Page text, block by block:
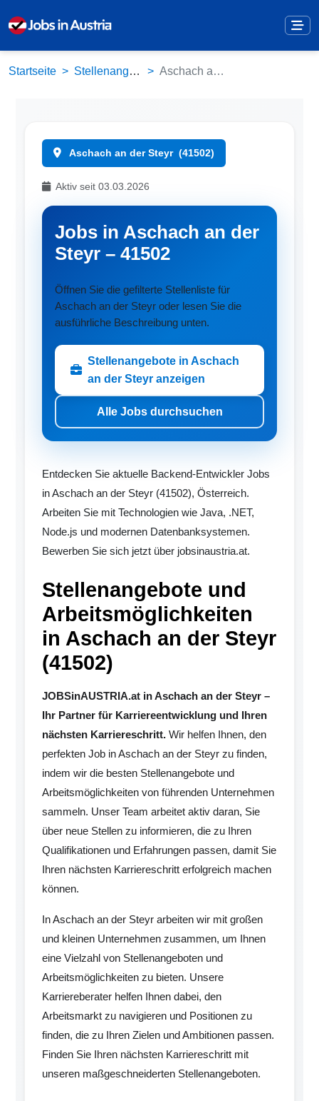
Startseite Stellenangebote Aschach an der Steyr (41502)
Aschach an der Steyr (41502)
Aktiv seit 03.03.2026
Jobs in Aschach an der
Steyr – 41502
Öffnen Sie die gefilterte Stellenliste für
Aschach an der Steyr oder lesen Sie die
ausführliche Beschreibung unten.
Stellenangebote in Aschach
an der Steyr anzeigen
Alle Jobs durchsuchen
Entdecken Sie aktuelle Backend-Entwickler Jobs
in Aschach an der Steyr (41502), Österreich.
Arbeiten Sie mit Technologien wie Java, .NET,
Node.js und modernen Datenbanksystemen.
Bewerben Sie sich jetzt über jobsinaustria.at.
Stellenangebote und
Arbeitsmöglichkeiten
in Aschach an der Steyr
(41502)
JOBSinAUSTRIA.at in Aschach an der Steyr –
Ihr Partner für Karriereentwicklung und Ihren
nächsten Karriereschritt. Wir helfen Ihnen, den
perfekten Job in Aschach an der Steyr zu finden,
indem wir die besten Stellenangebote und
Arbeitsmöglichkeiten von führenden Unternehmen
sammeln. Unser Team arbeitet aktiv daran, Sie
über neue Stellen zu informieren, die zu Ihren
Qualifikationen und Erfahrungen passen, damit Sie
Ihren nächsten Karriereschritt erfolgreich machen
können.
In Aschach an der Steyr arbeiten wir mit großen
und kleinen Unternehmen zusammen, um Ihnen
eine Vielzahl von Stellenangeboten und
Arbeitsmöglichkeiten zu bieten. Unsere
Karriereberater helfen Ihnen dabei, den
Arbeitsmarkt zu navigieren und Positionen zu
finden, die zu Ihren Zielen und Ambitionen passen.
Finden Sie Ihren nächsten Karriereschritt mit
unseren maßgeschneiderten Stellenangeboten.